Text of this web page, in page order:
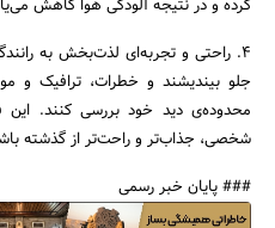
کرده و در نتیجه آلودگی هوا کاهش
۴. راحتی و تجربه‌ای لذت‌بخش به
جلو بیندیشند و خطرات، ترافیک و
محدوده‌ی دید خود بررسی کنند.
شخصی، جذاب‌تر و راحت‌تر از گذشته
### پایان خبر رسمی